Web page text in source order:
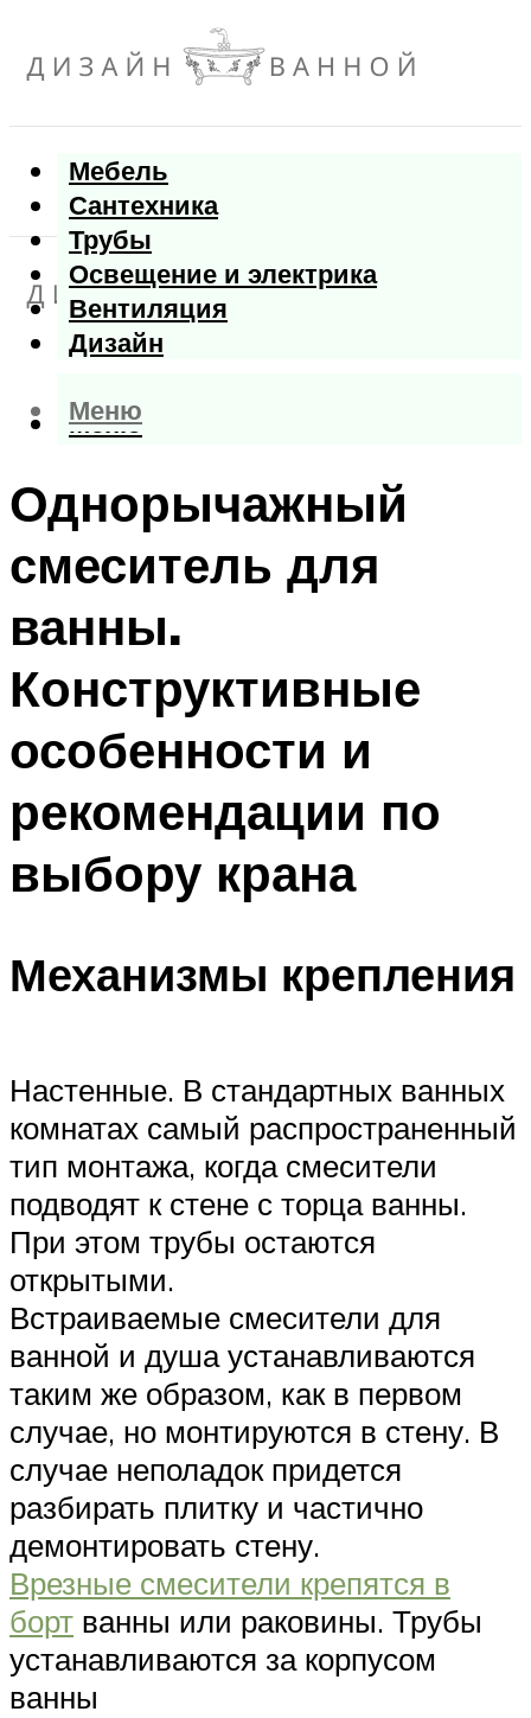
Мебель
Сантехника
Трубы
Освещение и электрика
Вентиляция
Дизайн
Меню
Меню
Однорычажный
смеситель для
ванны.
Конструктивные
особенности и
рекомендации по
выбору крана
Механизмы крепления
Настенные. В стандартных ванных
комнатах самый распространенный
тип монтажа, когда смесители
подводят к стене с торца ванны.
При этом трубы остаются
открытыми.
Встраиваемые смесители для
ванной и душа устанавливаются
таким же образом, как в первом
случае, но монтируются в стену. В
случае неполадок придется
разбирать плитку и частично
демонтировать стену.
Врезные смесители крепятся в
борт ванны или раковины. Трубы
устанавливаются за корпусом
ванны